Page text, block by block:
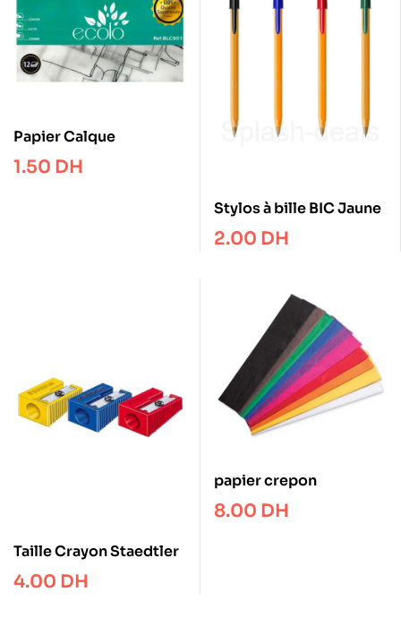
Papier Calque
1.50 DH
Stylos à bille BIC Jaune
2.00 DH
Taille Crayon Staedtler
4.00 DH
papier crepon
8.00 DH